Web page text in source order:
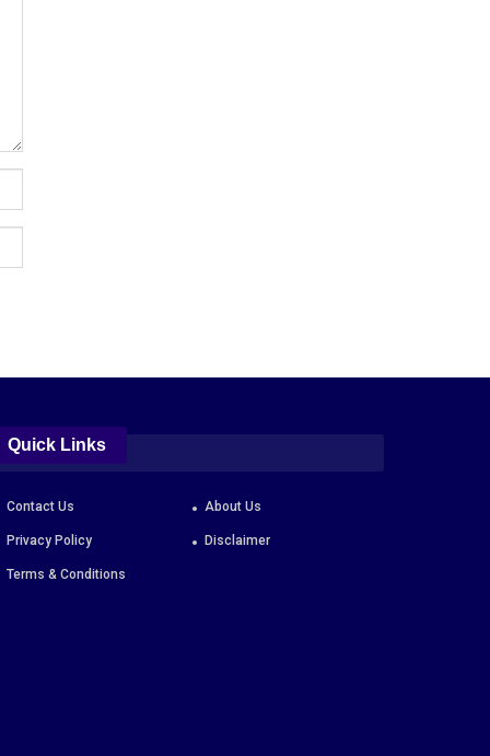
Quick Links
Contact Us About Us
Privacy Policy Disclaimer
Terms & Conditions